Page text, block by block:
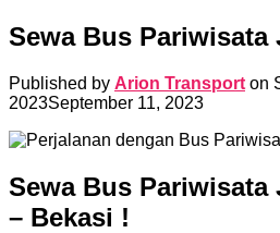
Sewa Bus Pariwisata
Published by Arion Transport on
2023September 11, 2023
Sewa Bus Pariwisata
– Bekasi !